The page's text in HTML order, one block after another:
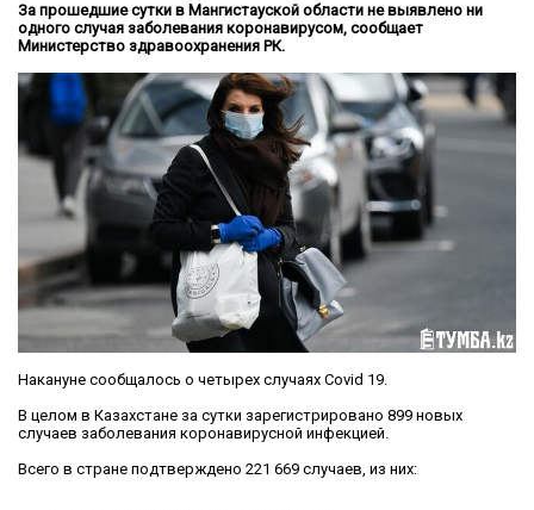
За прошедшие сутки в Мангистауской области не выявлено ни
одного случая заболевания коронавирусом, сообщает
Министерство здравоохранения РК.
Накануне сообщалось о четырех случаях Covid 19.
В целом в Казахстане за сутки зарегистрировано 899 новых
случаев заболевания коронавирусной инфекцией.
Всего в стране подтверждено 221 669 случаев, из них: